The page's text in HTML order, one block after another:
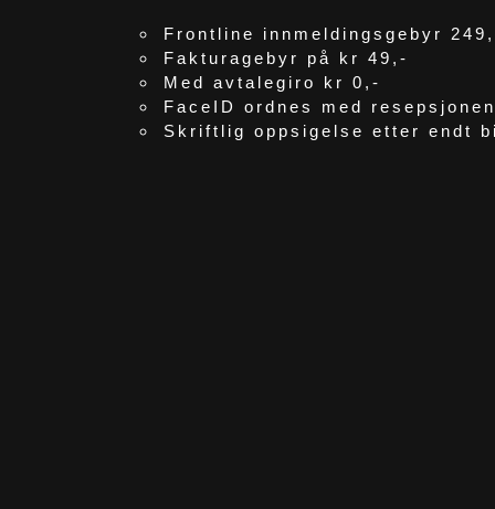
Frontline innmeldingsgebyr
Fakturagebyr på kr 49,-
Med avtalegiro kr 0,-
FaceID ordnes med
Skriftlig oppsigelse etter endt